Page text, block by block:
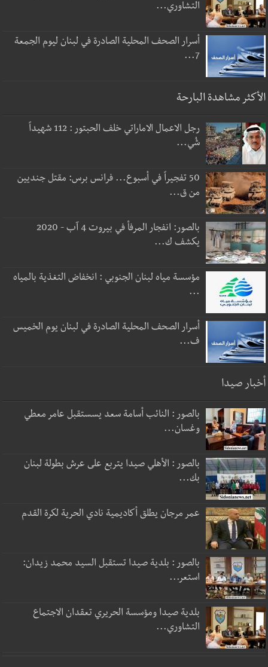
التشاوري...
أسرار الصحف المحلية الصادرة في لبنان ليوم الجمعة
7...
الأكثر مشاهدة البارحة
رجل الاعمال الاماراتي خلف الحبتور : 112 شهيداً
شُي...
50 تفجيراً في أسبوع... فرانس برس: مقتل جنديين
من ق...
بالصور: انفجار المرفأ في بيروت 4 آب - 2020
يكشف ك...
مؤسسة مياه لبنان الجنوبي : انخفاض التغذية بالمياه
...
أسرار الصحف المحلية الصادرة في لبنان يوم الخميس
ف...
أخبار صيدا
بالصور : النائب أسامة سعد يسستقبل عامر معطي
وغسان...
بالصور : الأهلي صيدا يتربع على عرش بطولة لبنان
بك...
عمر مرجان يطلق أكاديمية نادي الحرية لكرة القدم
بالصور : بلدية صيدا تستقبل السيد محمد زيدان:
استعر...
بلدية صيدا ومؤسسة الحريري تعقدان الاجتماع
التشاوري...